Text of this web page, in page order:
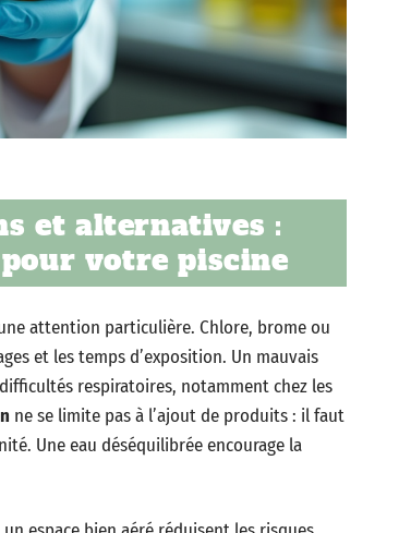
et alternatives :
votre piscine
attention particulière. Chlore, brome ou
et les temps d’exposition. Un mauvais
respiratoires, notamment chez les
ne se limite pas à l’ajout de produits : il faut
Une eau déséquilibrée encourage la